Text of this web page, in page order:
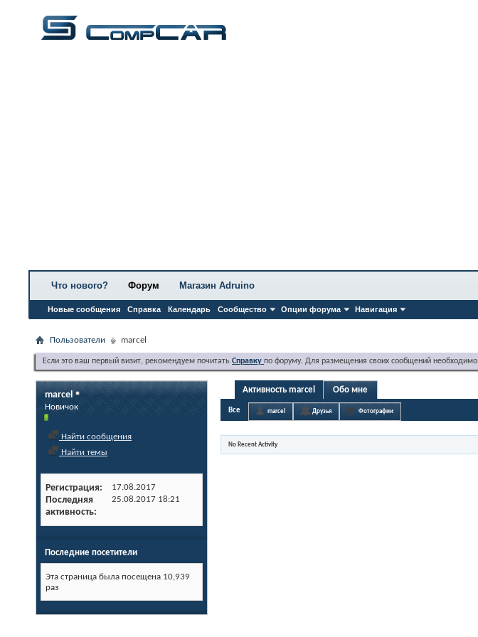
Что нового? Форум
Новые сообщения Справка Календарь Сообщество Опции форума Навигация
Магазин Adruino
Пользователи marcel
Если это ваш первый визит, рекомендуем почитать Справку по форуму. Для размещения своих сообщений необходимо
marcel
Новичок
Найти сообщения
Найти темы
Регистрация 17.08.2017
Последняя
активность
25.08.2017 18:21
Последние посетители
Эта страница была посещена 10,939
раз
Активность marcel Обо мне
Все marcel Друзья Фотографии
No Recent Activity